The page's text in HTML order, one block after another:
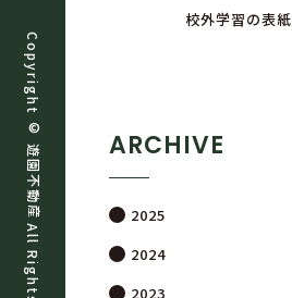
校外学習の表紙
ARCHIVE
2025
2024
2023
Copyright ©
遊
園
不
動
産